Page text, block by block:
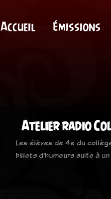
Accueil Émissions
Atelier radio
Les élèves de 4e du
billets d'humeurs suite à